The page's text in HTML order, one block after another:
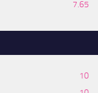
7.65
10